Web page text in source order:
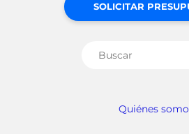
Quiénes
SOLICITAR
Buscar: